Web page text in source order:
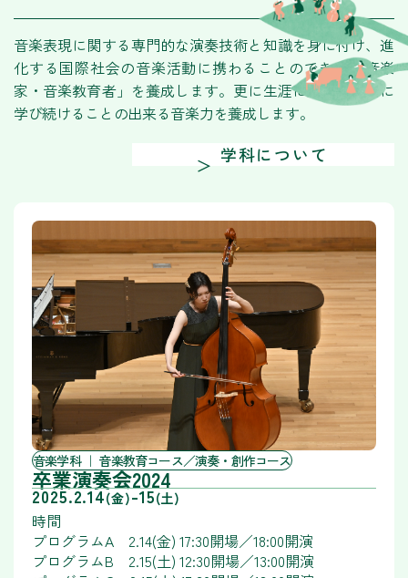
音楽表現に関する専門的な演奏技術と知識を身に付け、進
化する国際社会の音楽活動に携わることのできる「音楽
家・音楽教育者」を養成します。更に生涯に渡り積極的に
学び続けることの出来る音楽力を養成します。
学科について
音楽学科 音楽教育コース／演奏・創作コース
卒業演奏会2024
2025.2.14(金)-15(土)
時間
プログラムA 2.14(金) 17:30開場／18:00開演
プログラムB 2.15(土) 12:30開場／13:00開演